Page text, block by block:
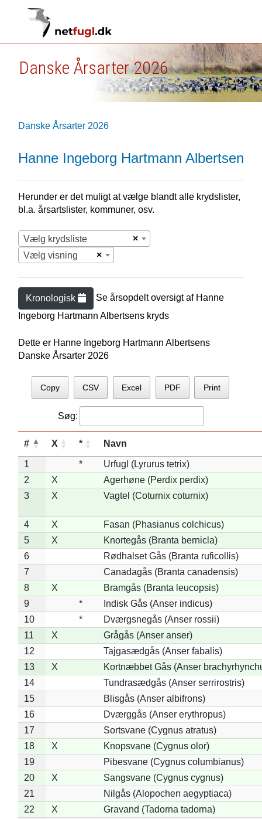
Danske Årsarter 2026
Danske Årsarter 2026
Hanne Ingeborg Hartmann Albertsen
Herunder er det muligt at vælge blandt alle krydslister,
bl.a. årsartslister, kommuner, osv.
×
Vælg krydsliste
×
Vælg visning
Kronologisk Se årsopdelt oversigt af Hanne
Ingeborg Hartmann Albertsens kryds
Dette er Hanne Ingeborg Hartmann Albertsens
Danske Årsarter 2026
Copy CSV Excel PDF Print
Søg:
# X * Navn
1 *
Urfugl (Lyrurus tetrix)
2
X
Agerhøne (Perdix perdix)
3
X Vagtel (Coturnix coturnix)
4 X
Fasan (Phasianus colchicus)
5
X
Knortegås (Branta bernicla)
6
Rødhalset Gås (Branta ruficollis)
7
Canadagås (Branta canadensis)
8
X
Bramgås (Branta leucopsis)
9
*
Indisk Gås (Anser indicus)
10
*
Dværgsnegås (Anser rossii)
11
X
Grågås (Anser anser)
12
Tajgasædgås (Anser fabalis)
13
X
Kortnæbbet Gås (Anser
14
Tundrasædgås (Anser serrirostris)
15
Blisgås (Anser albifrons)
16
Dværggås (Anser erythropus)
17
Sortsvane (Cygnus atratus)
18
X
Knopsvane (Cygnus olor)
19
Pibesvane (Cygnus columbianus)
20
X
Sangsvane (Cygnus cygnus)
21
Nilgås (Alopochen aegyptiaca)
22
X
Gravand (Tadorna tadorna)